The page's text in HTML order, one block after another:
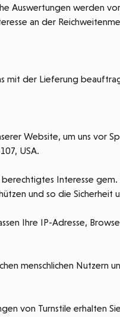
Auswertungen werden
an der
mit der Lieferung
Website, um uns vor
USA.
Interesse
und so die Sicherheit
Ihre IP-Adresse,
menschlichen Nutzern
von Turnstile erhalten